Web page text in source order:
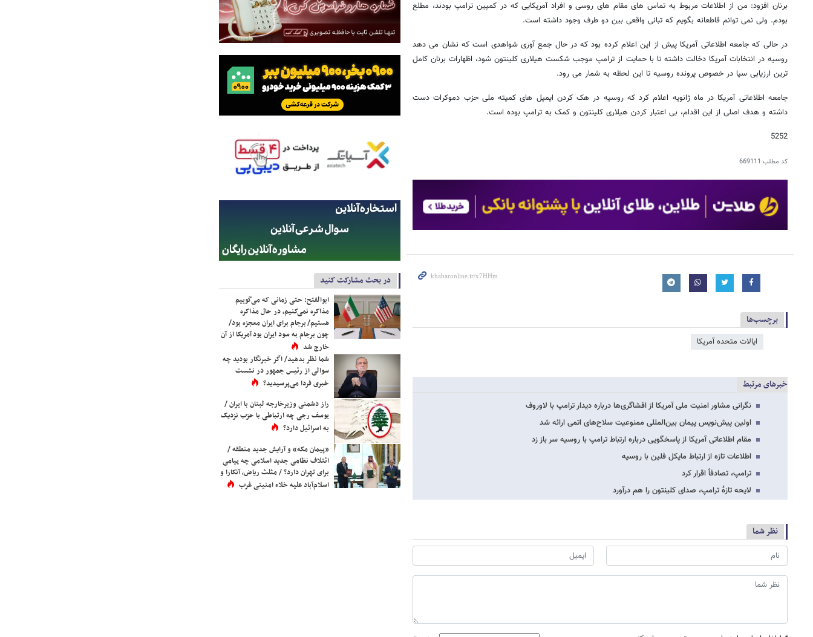
برنان افزود: من از اطلاعات مربوط به تماس های مقام های روسی و افراد آمریکایی که در کمپین ترامپ بودند، مطلع
بودم. ولی نمی توانم قاطعانه بگویم که تبانی واقعی بین دو طرف وجود داشته است.
در حالی که جامعه اطلاعاتی آمریکا پیش از این اعلام کرده بود که در حال جمع آوری شواهدی است که نشان می دهد
روسیه در انتخابات آمریکا دخالت داشته تا با حمایت از ترامپ موجب شکست هیلاری کلینتون شود، اظهارات برنان کامل
ترین ارزیابی سیا در خصوص پرونده روسیه تا این لحظه به شمار می رود.
جامعه اطلاعاتی آمریکا در ماه ژانویه اعلام کرد که روسیه در هک کردن ایمیل های کمیته ملی حزب دموکرات دست
داشته و هدف اصلی از این اقدام، بی اعتبار کردن هیلاری کلینتون و کمک به ترامپ بوده است.
5252
کد مطلب 669111
برچسب‌ها
ایالات متحده آمریکا
خبرهای مرتبط
نگرانی مشاور امنیت ملی آمریکا از افشاگری‌ها درباره دیدار ترامپ با لاوروف
اولین پیش‌نویس پیمان بین‌المللی ممنوعیت سلاح‌های اتمی ارائه شد
مقام اطلاعاتی آمریکا از پاسخگویی درباره ارتباط ترامپ با روسیه سر باز زد
اطلاعات تازه از ارتباط مایکل فلین با روسیه
ترامپ، تصادفاً اقرار کرد
لایحه تازۀ ترامپ، صدای کلینتون را هم درآورد
نظر شما
در بحث مشارکت کنید
ابوالفتح: حتی زمانی که می‌گوییم
مذاکره نمی‌کنیم، در حال مذاکره
هستیم/ برجام برای ایران معجزه بود/
چون برجام به سود ایران بود آمریکا از آن
خارج شد
شما نظر بدهید/ اگر خبرنگار بودید چه
سوالی از رئیس جمهور در نشست
خبری فردا می‌پرسیدید؟
راز دشمنی وزیرخارجه لبنان با ایران /
یوسف رجی چه ارتباطی با حزب نزدیک
به اسرائیل دارد؟
«پیمان مکه» و آرایش جدید منطقه /
ائتلاف نظامی جدید اسلامی چه پیامی
برای تهران دارد؟ / مثلث ریاض، آنکارا و
اسلام‌آباد علیه خلاء امنیتی غرب